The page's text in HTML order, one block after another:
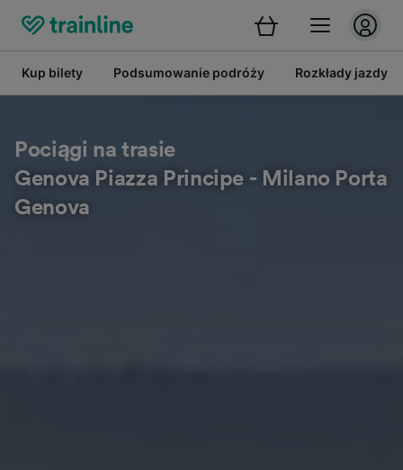
Kup bilety Podsumowanie podróży Rozkłady jazdy
Pociągi na trasie
Genova Piazza Principe - Milano Porta
Genova